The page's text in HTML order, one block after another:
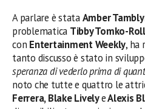
A parlare è stataAmber
problematica Tibby Tomko-
con Entertainment Weekly, ha
tanto discusso è stato in
speranza di vederlo prima di
noto che tutte e quattro le
Ferrera, Blake LivelyeAlexis